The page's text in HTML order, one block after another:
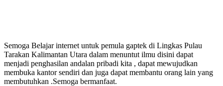
Semoga Belajar internet untuk pemula gaptek di Lingkas Pulau
Tarakan Kalimantan Utara dalam menuntut ilmu disini dapat
menjadi penghasilan andalan pribadi kita , dapat mewujudkan
membuka kantor sendiri dan juga dapat membantu orang lain yang
membutuhkan .Semoga bermanfaat.